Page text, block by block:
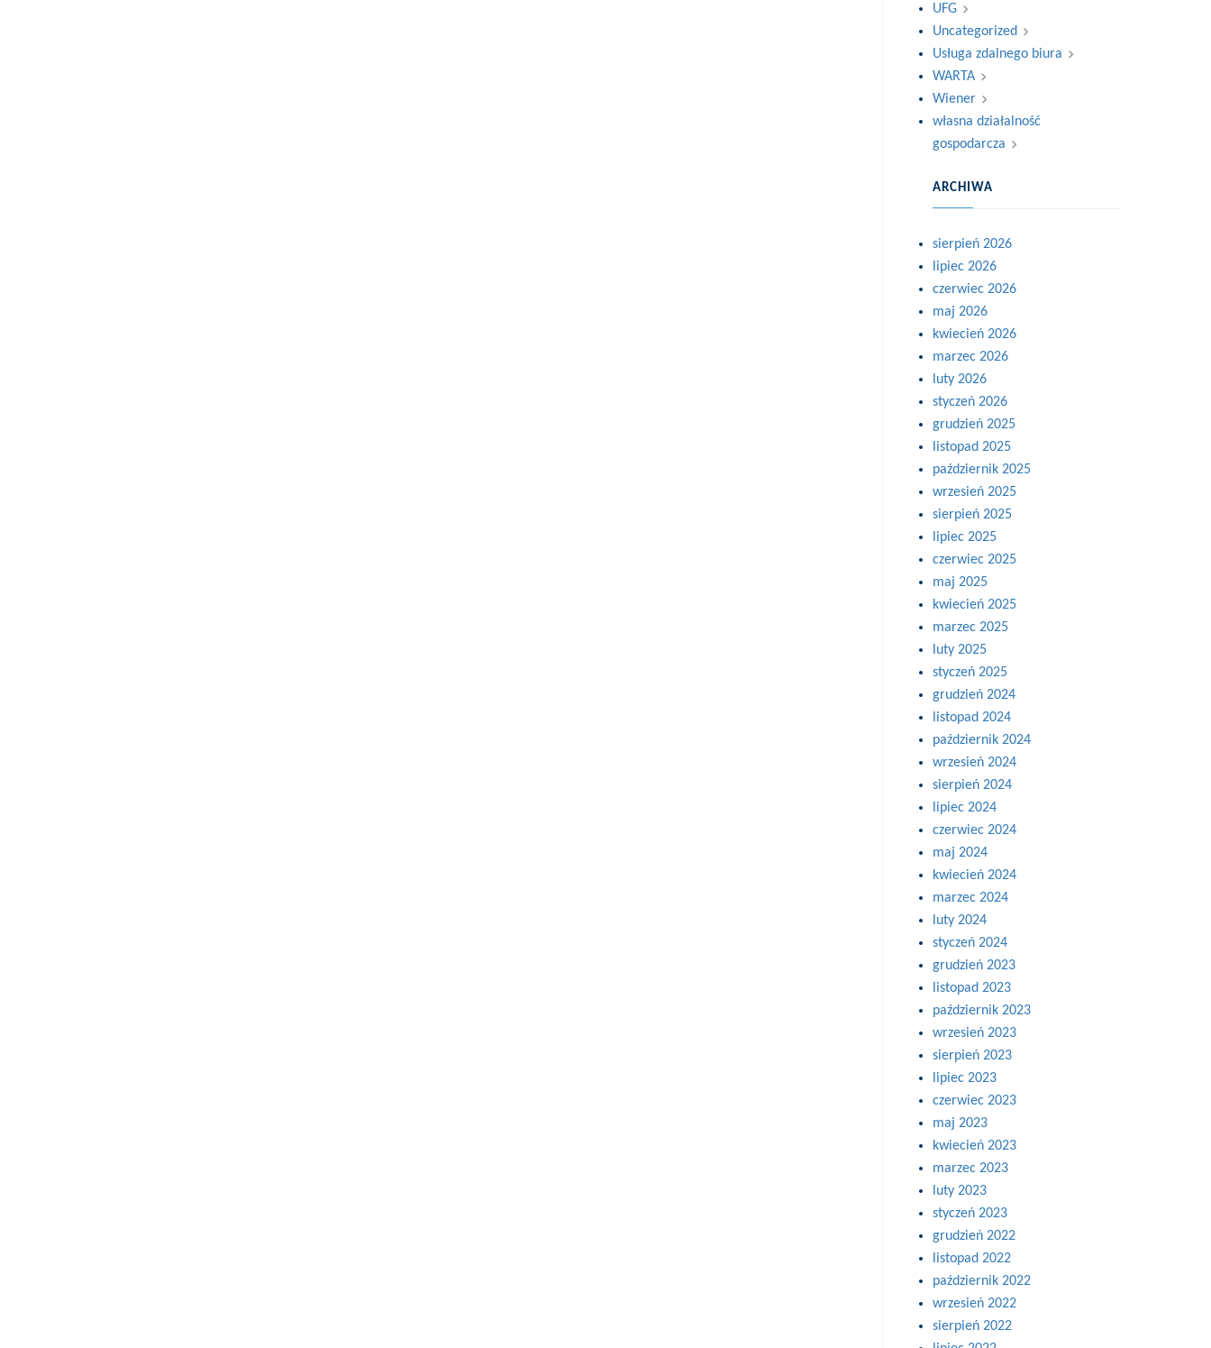
UFG
Uncategorized
Usługa zdalnego biura
WARTA
Wiener
własna działalność
gospodarcza
ARCHIWA
sierpień 2026
lipiec 2026
czerwiec 2026
maj 2026
kwiecień 2026
marzec 2026
luty 2026
styczeń 2026
grudzień 2025
listopad 2025
październik 2025
wrzesień 2025
sierpień 2025
lipiec 2025
czerwiec 2025
maj 2025
kwiecień 2025
marzec 2025
luty 2025
styczeń 2025
grudzień 2024
listopad 2024
październik 2024
wrzesień 2024
sierpień 2024
lipiec 2024
czerwiec 2024
maj 2024
kwiecień 2024
marzec 2024
luty 2024
styczeń 2024
grudzień 2023
listopad 2023
październik 2023
wrzesień 2023
sierpień 2023
lipiec 2023
czerwiec 2023
maj 2023
kwiecień 2023
marzec 2023
luty 2023
styczeń 2023
grudzień 2022
listopad 2022
październik 2022
wrzesień 2022
sierpień 2022